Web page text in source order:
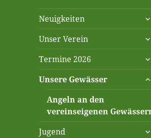
Neuigkeiten
Unser Verein
Termine 2026
Unsere Gewässer
Angeln an den
vereinseigenen
Jugend